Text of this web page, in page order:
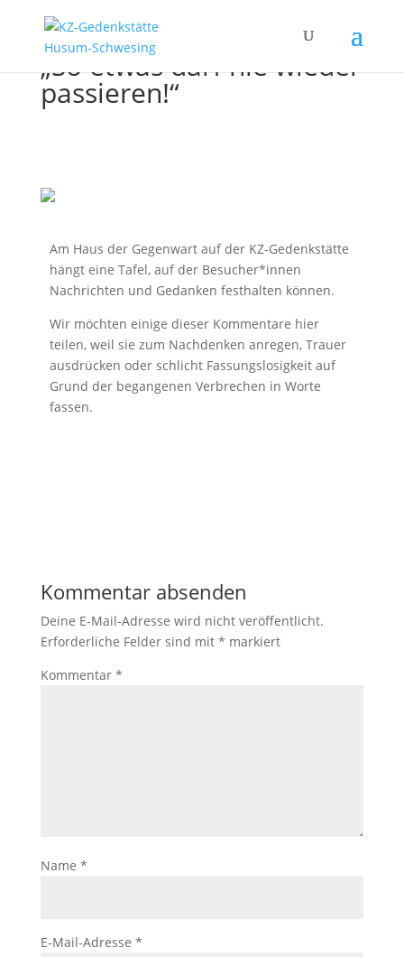
„So etwas darf nie wieder
passieren!“
Am Haus der Gegenwart auf der KZ-Gedenkstätte
hängt eine Tafel, auf der Besucher*innen
Nachrichten und Gedanken festhalten können.
Wir möchten einige dieser Kommentare hier
teilen, weil sie zum Nachdenken anregen, Trauer
ausdrücken oder schlicht Fassungslosigkeit auf
Grund der begangenen Verbrechen in Worte
fassen.
Kommentar absenden
Deine E-Mail-Adresse wird nicht veröffentlicht.
Erforderliche Felder sind mit * markiert
Kommentar *
Name *
E-Mail-Adresse *